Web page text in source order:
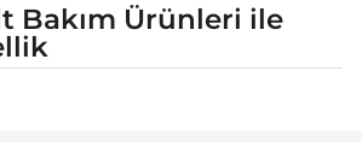
Bakım Ürünleri ile